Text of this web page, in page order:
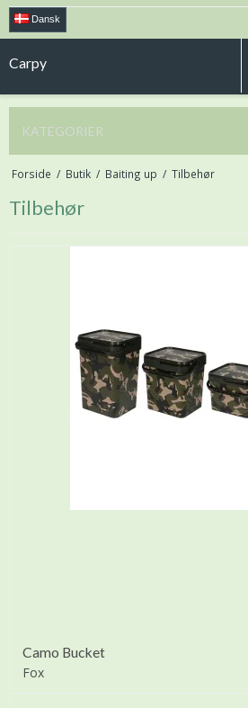
Dansk
Carpy
KATEGORIER
Forside / Butik / Baiting up / Tilbehør
Tilbehør
Camo Bucket
Fox